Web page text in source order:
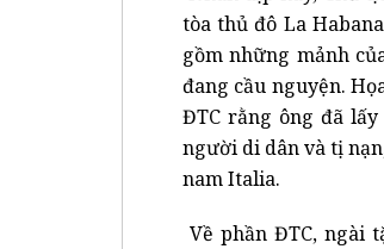
tòa thủ đô La
gồm những mảnh
đang cầu nguyện.
ĐTC rằng ông đã
người di dân và tị
nam Italia.
Về phần ĐTC, ngài